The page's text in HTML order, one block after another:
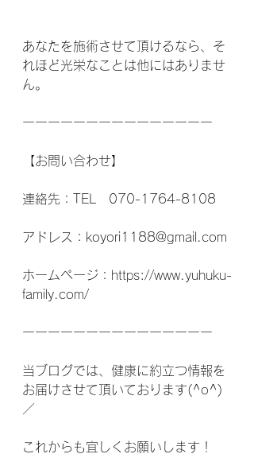
あなたを施術させて頂けるなら、そ
れほど光栄なことは他にはありませ
ん。
ーーーーーーーーーーーーーーー
【お問い合わせ】
連絡先：TEL　070-1764-8108
アドレス：koyori1188@gmail.com
ホームページ：https://www.yuhuku-
family.com/
ーーーーーーーーーーーーーーー
当ブログでは、健康に約立つ情報を
お届けさせて頂いております(^o^)
／
これからも宜しくお願いします！